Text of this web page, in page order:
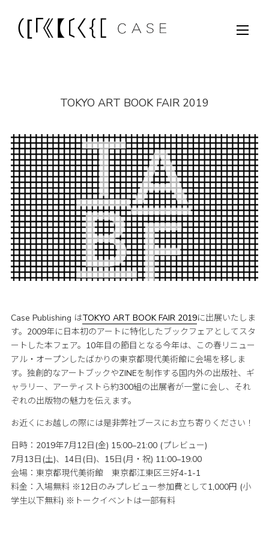
TOKYO ART BOOK FAIR 2019
Case Publishing はTOKYO ART BOOK FAIR 2019に出展いたしま
す。2009年に日本初のアートに特化したブックフェアとしてスタ
ートした本フェア。10年目の節目となる今年は、この春リニュー
アル・オープンしたばかりの東京都現代美術館に会場を移しま
す。独創的なアートブックやZINEを制作する国内外の出版社、ギ
ャラリー、アーティストら約300組の出展者が一堂に会し、それ
ぞれの出版物の魅力を伝えます。
お近くにお越しの際には是非弊社ブースにお立ち寄りください！
日時：2019年7月12日(金) 15:00–21:00 (プレビュー)
7月13日(土)、14日(日)、15日(月・祝) 11:00–19:00
会場：東京都現代美術館 東京都江東区三好4-1-1
料金：入場無料 ※12日のみプレビュー参加費として1,000円 (小
学生以下無料) ※トークイベントは一部有料